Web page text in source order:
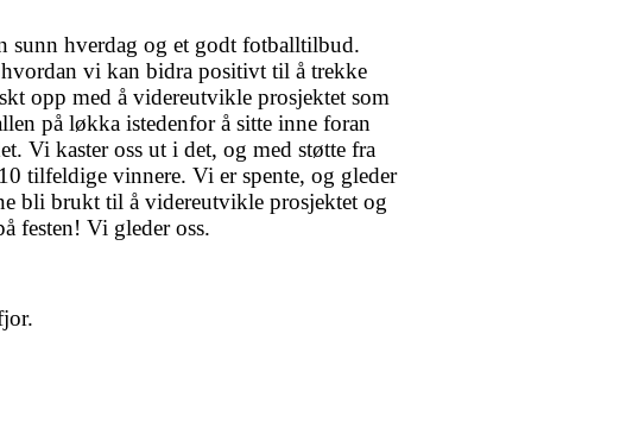
sunn hverdag og et godt fotballtilbud.
vi kan bidra positivt til å trekke
opp med å videreutvikle prosjektet som
på løkka istedenfor å sitte inne foran
Vi kaster oss ut i det, og med støtte fra
tilfeldige vinnere. Vi er spente, og gleder
bli brukt til å videreutvikle prosjektet og
festen! Vi gleder oss.